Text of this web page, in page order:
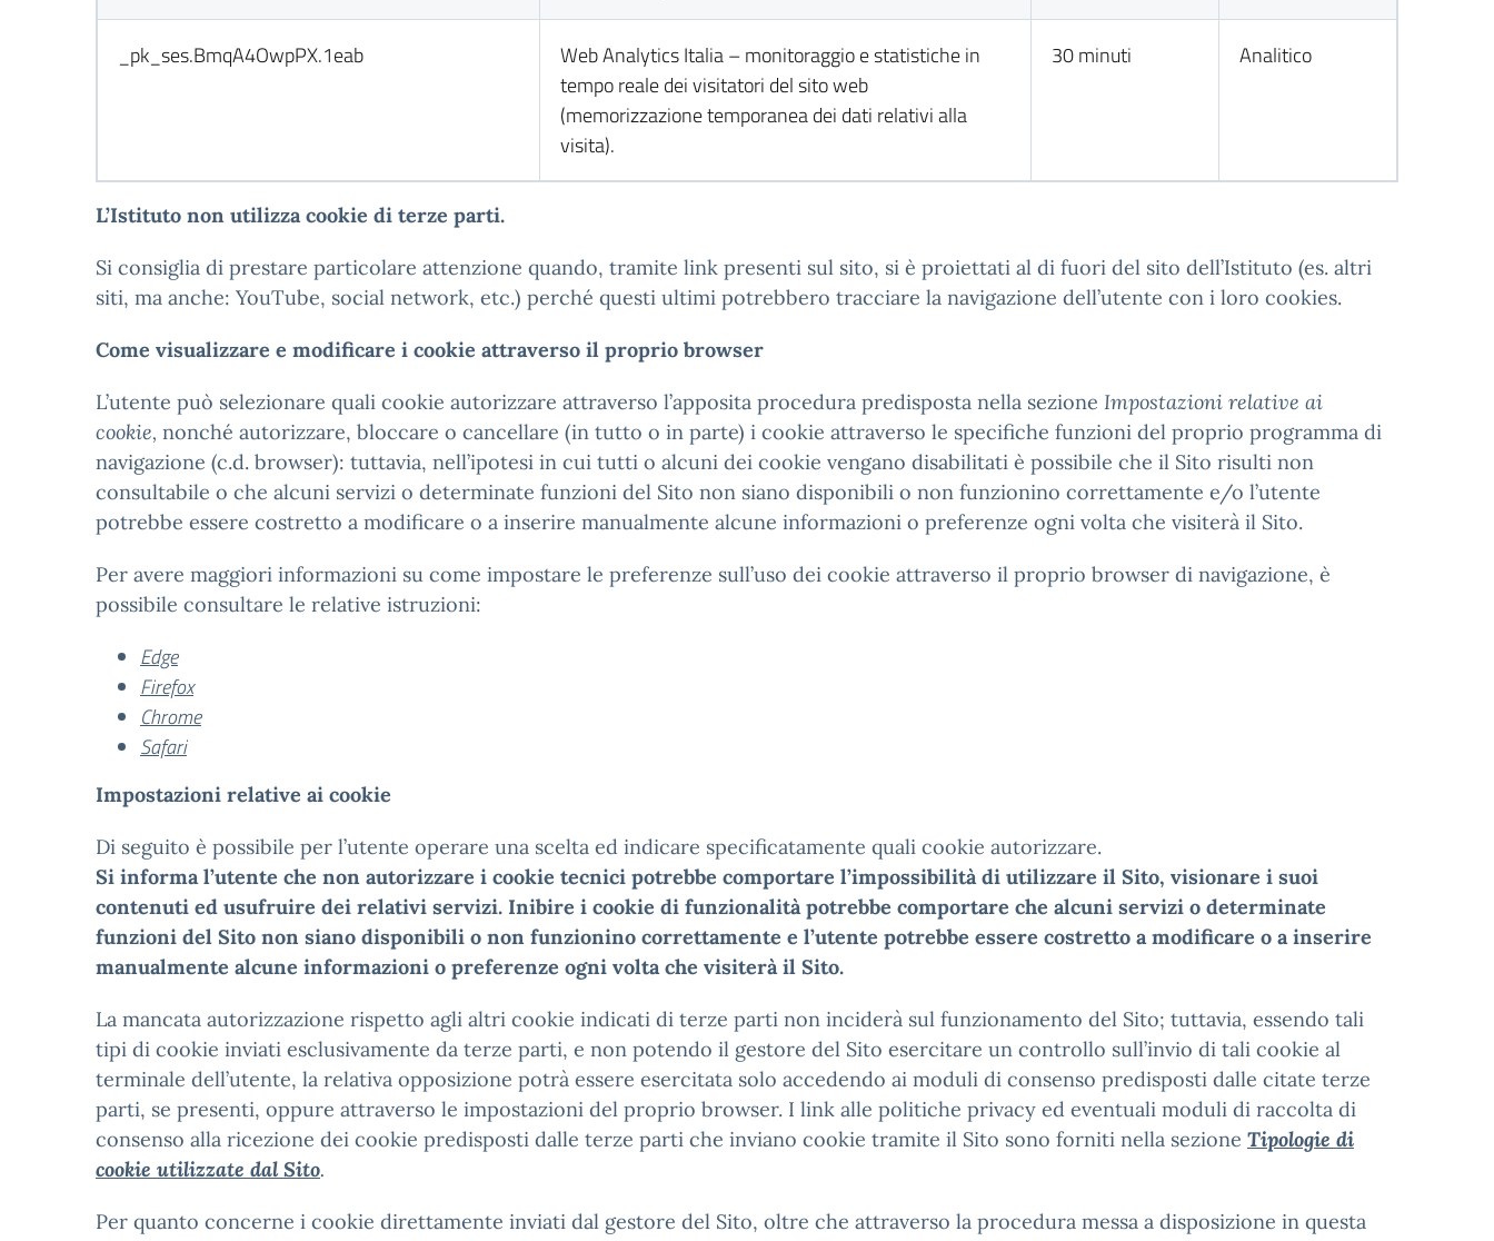
_pk_ses.BmqA4OwpPX.1eab
Web Analytics Italia – monitoraggio e statistiche in
tempo reale dei visitatori del sito web
(memorizzazione temporanea dei dati relativi alla
visita).
30 minuti Analitico
L’Istituto non utilizza cookie di terze parti.
Si consiglia di prestare particolare attenzione quando, tramite link presenti sul sito, si è proiettati al di fuori del sito dell’Istituto (es. altri
siti, ma anche: YouTube, social network, etc.) perché questi ultimi potrebbero tracciare la navigazione dell’utente con i loro cookies.
Come visualizzare e modificare i cookie attraverso il proprio browser
L’utente può selezionare quali cookie autorizzare attraverso l’apposita procedura predisposta nella sezione Impostazioni relative ai
cookie, nonché autorizzare, bloccare o cancellare (in tutto o in parte) i cookie attraverso le specifiche funzioni del proprio programma di
navigazione (c.d. browser): tuttavia, nell’ipotesi in cui tutti o alcuni dei cookie vengano disabilitati è possibile che il Sito risulti non
consultabile o che alcuni servizi o determinate funzioni del Sito non siano disponibili o non funzionino correttamente e/o l’utente
potrebbe essere costretto a modificare o a inserire manualmente alcune informazioni o preferenze ogni volta che visiterà il Sito.
Per avere maggiori informazioni su come impostare le preferenze sull’uso dei cookie attraverso il proprio browser di navigazione, è
possibile consultare le relative istruzioni:
Edge
Firefox
Chrome
Safari
Impostazioni relative ai cookie
Di seguito è possibile per l’utente operare una scelta ed indicare specificatamente quali cookie autorizzare.
Si informa l’utente che non autorizzare i cookie tecnici potrebbe comportare l’impossibilità di utilizzare il Sito, visionare i suoi
contenuti ed usufruire dei relativi servizi. Inibire i cookie di funzionalità potrebbe comportare che alcuni servizi o determinate
funzioni del Sito non siano disponibili o non funzionino correttamente e l’utente potrebbe essere costretto a modificare o a inserire
manualmente alcune informazioni o preferenze ogni volta che visiterà il Sito.
La mancata autorizzazione rispetto agli altri cookie indicati di terze parti non inciderà sul funzionamento del Sito; tuttavia, essendo tali
tipi di cookie inviati esclusivamente da terze parti, e non potendo il gestore del Sito esercitare un controllo sull’invio di tali cookie al
terminale dell’utente, la relativa opposizione potrà essere esercitata solo accedendo ai moduli di consenso predisposti dalle citate terze
parti, se presenti, oppure attraverso le impostazioni del proprio browser. I link alle politiche privacy ed eventuali moduli di raccolta di
consenso alla ricezione dei cookie predisposti dalle terze parti che inviano cookie tramite il Sito sono forniti nella sezione Tipologie di
cookie utilizzate dal Sito.
Per quanto concerne i cookie direttamente inviati dal gestore del Sito, oltre che attraverso la procedura messa a disposizione in questa